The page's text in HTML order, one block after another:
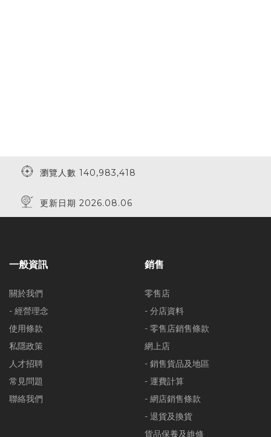
瀏覽人數 140,983,418
更新日期 2026.08.06
一般資訊
關於我們
- 經營理念
使用條款
私隱政策
人才招聘
常見問題
聯絡我們
銷售
零售店
- 分店資料
- 零售店銷售條款
網上店
- 銷售貨品及地區
- 運費計算
- 網店銷售條款
- 退貨及換貨
貨品保養及維修